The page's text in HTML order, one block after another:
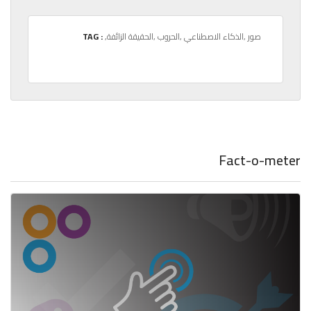
TAG : ,صور,الذكاء الاصطناعي,الحروب,الحقيقة الزائفة
Fact-o-meter